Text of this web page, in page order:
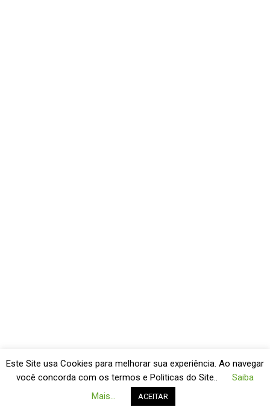
Este Site usa Cookies para melhorar sua experiência. Ao navegar
você concorda com os termos e Politicas do Site..
Saiba
Mais...
ACEITAR